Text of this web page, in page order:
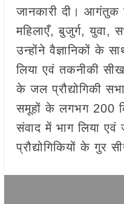
जानकारी दी। आगंतुक
महिलाएँ, बुजुर्ग, युवा,
उन्होंने वैज्ञानिकों के
लिया एवं तकनीकी
के जल प्रौद्योगिकी
समूहों के लगभग 200
संवाद में भाग लिया
प्रौद्योगिकियों के गुर